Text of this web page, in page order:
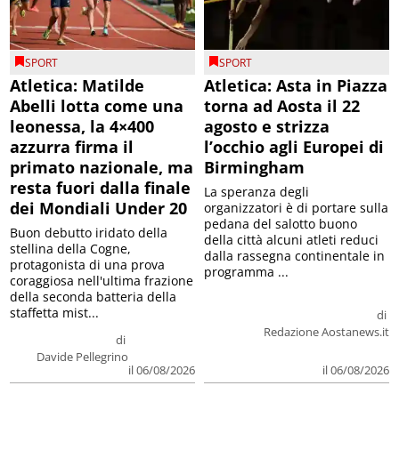
SPORT
Atletica: Matilde
Abelli lotta come una
leonessa, la 4×400
azzurra firma il
primato nazionale, ma
resta fuori dalla finale
dei Mondiali Under 20
di
Davide Pellegrino
il 06/08/2026
Buon debutto iridato della
stellina della Cogne,
protagonista di una prova
coraggiosa nell'ultima frazione
della seconda batteria della
staffetta mist...
SPORT
Atletica: Asta in Piazza
torna ad Aosta il 22
agosto e strizza
l’occhio agli Europei di
Birmingham
di
Redazione Aostanews.it
il 06/08/2026
La speranza degli
organizzatori è di portare sulla
pedana del salotto buono
della città alcuni atleti reduci
dalla rassegna continentale in
programma ...